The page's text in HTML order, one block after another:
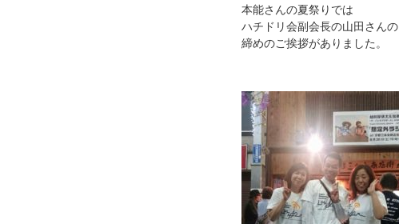
本能さんの夏祭りでは
ハチドリ会副会長の山田さんの
締めのご挨拶がありました。